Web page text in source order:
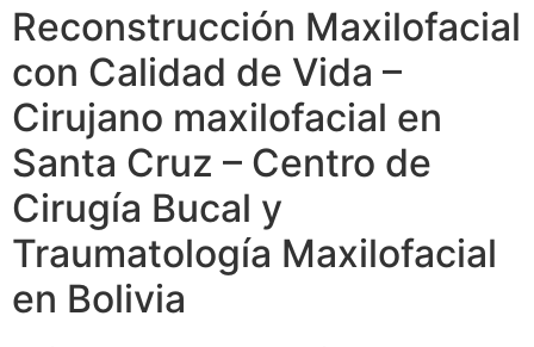
Reconstrucción Maxilofacial
con Calidad de Vida –
Cirujano maxilofacial en
Santa Cruz – Centro de
Cirugía Bucal y
Traumatología Maxilofacial
en Bolivia